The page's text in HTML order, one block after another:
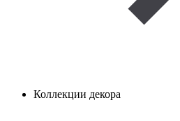
Коллекции декора